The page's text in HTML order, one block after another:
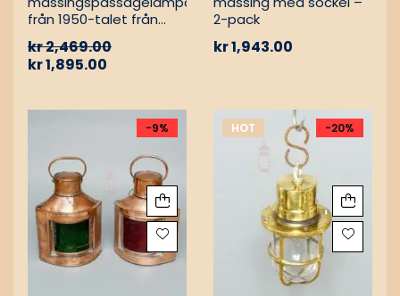
från 1950-talet från
kr2,469.00
kr1,895.00
2-pack
kr1,943.00
-9% HOT -20%